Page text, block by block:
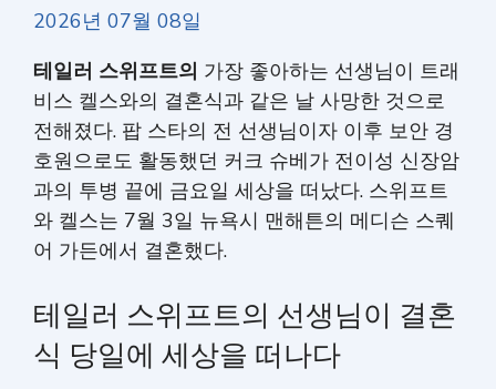
2026년 07월 08일
테일러 스위프트의 가장 좋아하는 선생님이 트래
비스 켈스와의 결혼식과 같은 날 사망한 것으로
전해졌다. 팝 스타의 전 선생님이자 이후 보안 경
호원으로도 활동했던 커크 슈베가 전이성 신장암
과의 투병 끝에 금요일 세상을 떠났다. 스위프트
와 켈스는 7월 3일 뉴욕시 맨해튼의 메디슨 스퀘
어 가든에서 결혼했다.
테일러 스위프트의 선생님이 결혼
식 당일에 세상을 떠나다